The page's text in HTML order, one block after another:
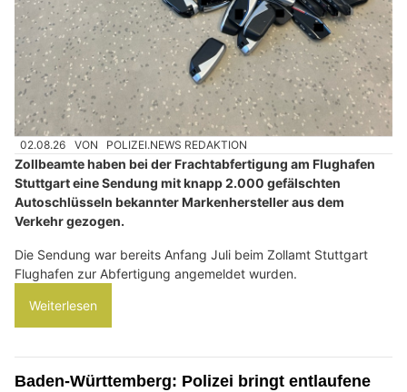
02.08.26 VON POLIZEI.NEWS REDAKTION
Zollbeamte haben bei der Frachtabfertigung am Flughafen
Stuttgart eine Sendung mit knapp 2.000 gefälschten
Autoschlüsseln bekannter Markenhersteller aus dem
Verkehr gezogen.
Die Sendung war bereits Anfang Juli beim Zollamt Stuttgart
Flughafen zur Abfertigung angemeldet wurden.
Weiterlesen
Baden-Württemberg: Polizei bringt entlaufene